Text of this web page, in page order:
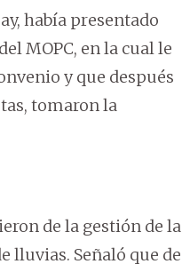
había presentado
MOPC, en la cual le
y que después
tomaron la
de la gestión de la
lluvias. Señaló que de